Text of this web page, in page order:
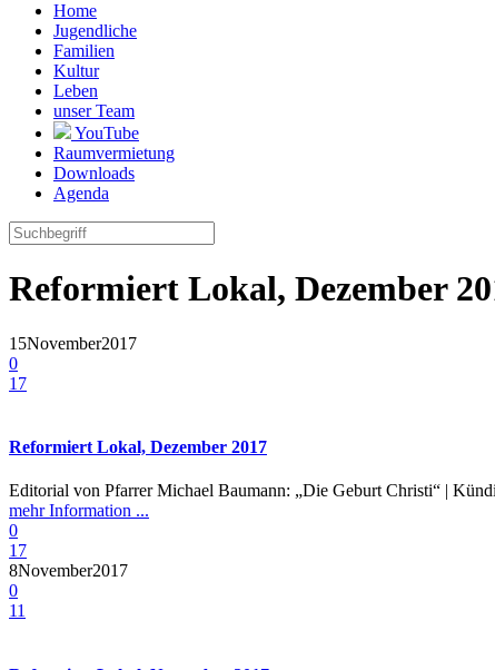
Home
Jugendliche
Familien
Kultur
Leben
unser Team
YouTube
Raumvermietung
Downloads
Agenda
Reformiert Lokal, Dezember
15November2017
0
17
Reformiert Lokal, Dezember 2017
Editorial von Pfarrer Michael Baumann: „Die Geburt Christi“ |
mehr Information ...
0
17
8November2017
0
11